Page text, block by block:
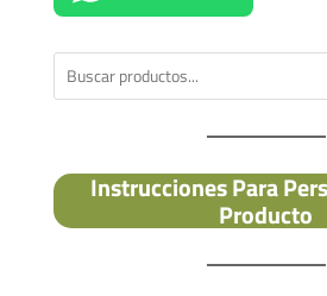
Instrucciones Para
Producto